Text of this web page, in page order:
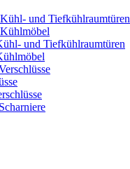
und Tiefkühlraumtüren
und Tiefkühlraumtüren